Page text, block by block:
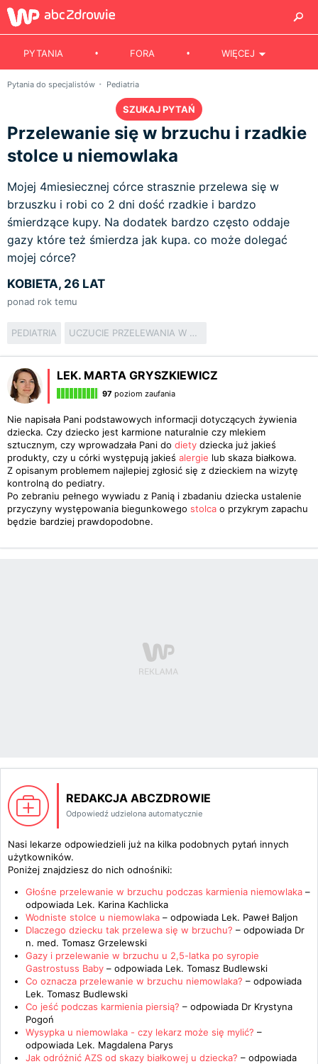
PYTANIA FORA WIĘCEJ
Pytania do specjalistów Pediatria
SZUKAJ PYTAŃ
Przelewanie się w brzuchu i rzadkie
stolce u niemowlaka
Mojej 4miesiecznej córce strasznie przelewa się w
brzuszku i robi co 2 dni dość rzadkie i bardzo
śmierdzące kupy. Na dodatek bardzo często oddaje
gazy które też śmierdza jak kupa. co może dolegać
mojej córce?
KOBIETA, 26 LAT
ponad rok temu
PEDIATRIA UCZUCIE PRZELEWANIA W ŻOŁĄDKU
LEK. MARTA GRYSZKIEWICZ
97 poziom zaufania
Nie napisała Pani podstawowych informacji dotyczących żywienia
dziecka. Czy dziecko jest karmione naturalnie czy mlekiem
sztucznym, czy wprowadzała Pani do diety dziecka już jakieś
produkty, czy u córki występują jakieś alergie lub skaza białkowa.
Z opisanym problemem najlepiej zgłosić się z dzieckiem na wizytę
kontrolną do pediatry.
Po zebraniu pełnego wywiadu z Panią i zbadaniu dziecka ustalenie
przyczyny występowania biegunkowego stolca o przykrym zapachu
będzie bardziej prawdopodobne.
REDAKCJA ABCZDROWIE
Odpowiedź udzielona automatycznie
Nasi lekarze odpowiedzieli już na kilka podobnych pytań innych
użytkowników.
Poniżej znajdziesz do nich odnośniki:
Głośne przelewanie w brzuchu podczas karmienia niemowlaka –
odpowiada Lek. Karina Kachlicka
Wodniste stolce u niemowlaka – odpowiada Lek. Paweł Baljon
Dlaczego dziecku tak przelewa się w brzuchu? – odpowiada Dr
n. med. Tomasz Grzelewski
Gazy i przelewanie w brzuchu u 2,5-latka po syropie
Gastrostuss Baby – odpowiada Lek. Tomasz Budlewski
Co oznacza przelewanie w brzuchu niemowlaka? – odpowiada
Lek. Tomasz Budlewski
Co jeść podczas karmienia piersią? – odpowiada Dr Krystyna
Pogoń
Wysypka u niemowlaka - czy lekarz może się mylić? –
odpowiada Lek. Magdalena Parys
Jak odróżnić AZS od skazy białkowej u dziecka? – odpowiada